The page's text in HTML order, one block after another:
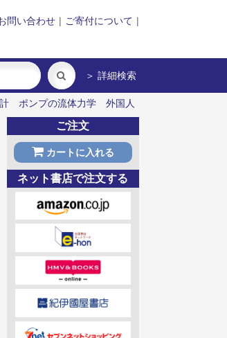
問い合わせ | ご寄付について |
＞ 詳細検索
ポンプの流体力学
外国人
ご注文
カートに入れる
ネット書店で注文する